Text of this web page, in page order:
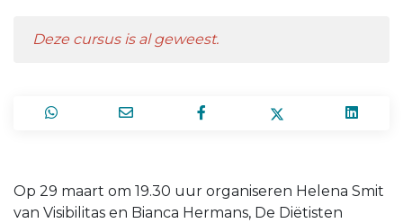
Deze cursus is al geweest.
Op 29 maart om 19.30 uur organiseren Helena Smit
van Visibilitas en Bianca Hermans, De Diëtisten